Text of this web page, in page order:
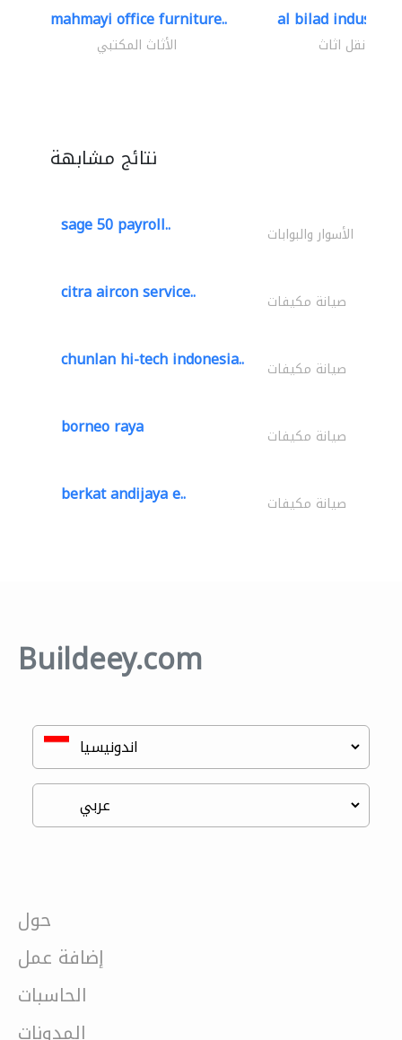
mahmayi office furniture..
الأثاث المكتبي
al bilad
نقل اثاث
نتائج مشابهة
sage 50 payroll.. الأسوار والبوابات
citra aircon service.. صيانة مكيفات
chunlan hi-tech indonesia.. صيانة مكيفات
borneo raya صيانة مكيفات
berkat andijaya e.. صيانة مكيفات
Buildeey.com
حول
إضافة عمل
الحاسبات
المدونات